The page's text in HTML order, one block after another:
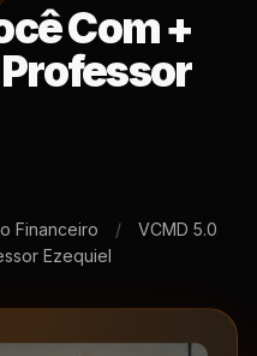
Com +
Financeiro /
VCMD 5.0
Ezequiel